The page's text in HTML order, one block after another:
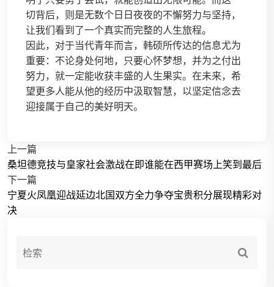
切背后，则是无数个日日夜夜的不懈努力与坚持，
让我们看到了一个真实而完整的人生旅程。
因此，对于当代青年而言，韩硕所传达的信息尤为
重要：不论身处何地，只要心怀梦想，并为之付出
努力，就一定能收获丰盛的人生果实。在未来，希
望更多人能从他的经历中汲取智慧，以坚定信念去
迎接属于自己的美好明天。
上一篇
桑坦德竞技与皇家社会激战在即谁能在西甲赛场上笑到最后
下一篇
宁夏火凤凰迎战延边北国双方全力争夺宝贵积分展现精彩对
决